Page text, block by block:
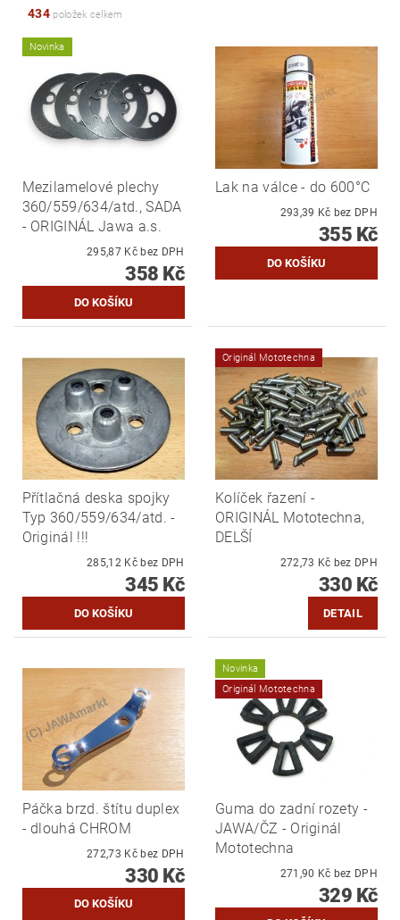
434položek celkem
Novinka
Mezilamelové plechy
360/559/634/atd., SADA
- ORIGINÁL Jawa a.s.
295,87 Kč bez DPH
358 Kč
Lak na válce - do 600°C
293,39 Kč bez DPH
355 Kč
Přítlačná deska spojky
Typ 360/559/634/atd. -
Originál !!!
285,12 Kč bez DPH
345 Kč
Originál Mototechna
Kolíček řazení -
ORIGINÁL Mototechna,
DELŠÍ
272,73 Kč bez DPH
330 Kč
DETAIL
Páčka brzd. štítu duplex
- dlouhá CHROM
272,73 Kč bez DPH
330 Kč
Novinka
Originál Mototechna
Guma do zadní rozety -
JAWA/ČZ - Originál
Mototechna
271,90 Kč bez DPH
329 Kč